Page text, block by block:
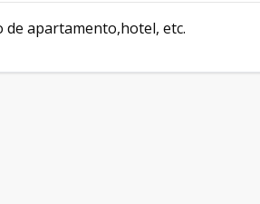
de apartamento,hotel, etc.